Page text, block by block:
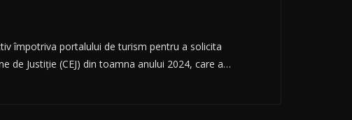
împotriva portalului de turism pentru a solicita
de Justiție (CEJ) din toamna anului 2024, care a…